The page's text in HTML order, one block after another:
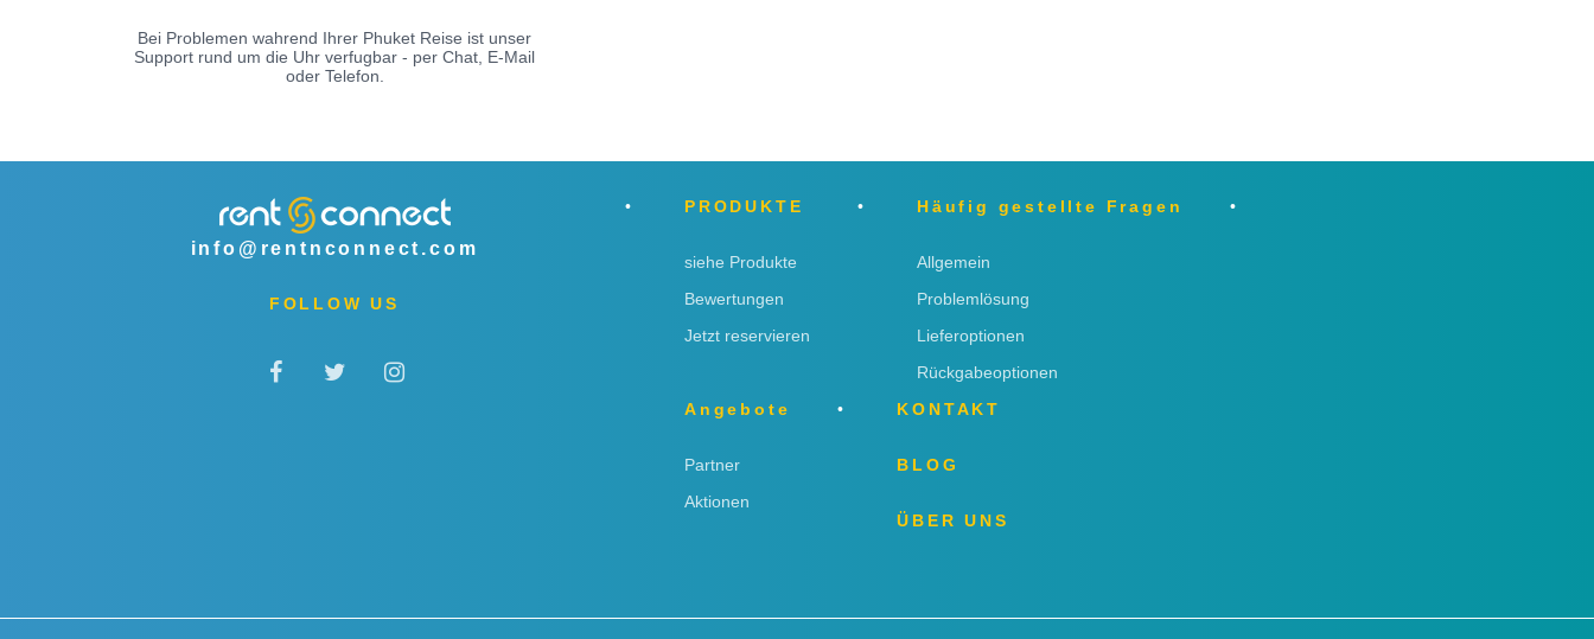
Bei Problemen wahrend Ihrer Phuket Reise ist unser
Support rund um die Uhr verfugbar - per Chat, E-Mail
oder Telefon.
info@rentnconnect.com
FOLLOW US
PRODUKTE
siehe Produkte
Bewertungen
Jetzt reservieren
Häufig gestellte Fragen
Allgemein
Problemlösung
Lieferoptionen
Rückgabeoptionen
Angebote
Partner
Aktionen
KONTAKT
BLOG
ÜBER UNS